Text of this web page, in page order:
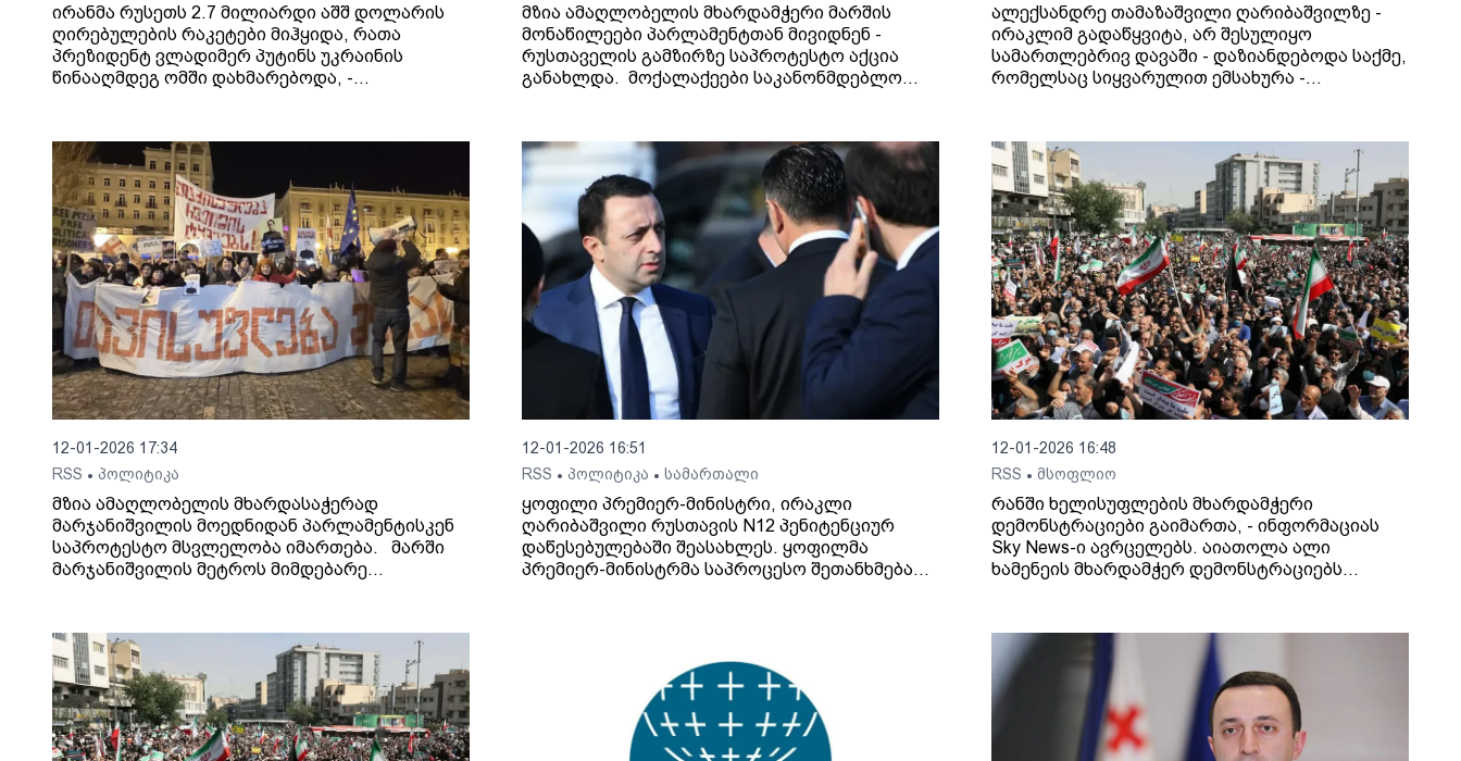
ირანმა რუსეთს 2.7 მილიარდი აშშ დოლარის
ღირებულების რაკეტები მიჰყიდა, რათა
პრეზიდენტ ვლადიმერ პუტინს უკრაინის
წინააღმდეგ ომში დახმარებოდა, -
ასობით ბალისტიკურ რაკეტას, სხვა ტიპის
მცირე მანძილზე მოქმედ 500 რაკეტას, მიწა-
ჰაერი კლასის 200-მდე რაკეტას, მილიონობით
საარტილერიო ჭურვს, Shahed-136-ის ტიპის
„კამიკაძე“ დრონებს.
მზია ამაღლობელის მხარდამჭერი მარშის
მონაწილეები პარლამენტთან მივიდნენ -
რუსთაველის გამზირზე საპროტესტო აქცია
განახლდა. მოქალაქეები საკანონმდებლო
ალექსანდრე თამაზაშვილი ღარიბაშვილზე -
ირაკლიმ გადაწყვიტა, არ შესულიყო
სამართლებრივ დავაში - დაზიანდებოდა საქმე,
რომელსაც სიყვარულით ემსახურა -
მიიღებენ. ზუსტად ვიცი, რომ ყველაფერზე
არსებობს პასუხები და საზოგადოებისთვის
გასაგები და მისაღები მიზეზები.
12-01-2026 17:34
RSS • პოლიტიკა
მზია ამაღლობელის მხარდასაჭერად
მარჯანიშვილის მოედნიდან პარლამენტისკენ
საპროტესტო მსვლელობა იმართება. მარში
მარჯანიშვილის მეტროს მიმდებარე
სკანდირებენ მოქალაქეები. აქციის
მონაწილეები მსვლელობით პარლამენტისკენ
მიემართებიან, სადაც უკვე ერთ წელზე მეტია,
საპროტესტო აქცია უწყვეტ რეჟიმში იმართება.
12-01-2026 16:51
RSS • პოლიტიკა • სამართალი
ყოფილი პრემიერ-მინისტრი, ირაკლი
ღარიბაშვილი რუსთავის N12 პენიტენციურ
დაწესებულებაში შეასახლეს. ყოფილმა
პრემიერ-მინისტრმა საპროცესო შეთანხმება
ჯარიმა 1 მილიონი ლარის ოდენობით.
12-01-2026 16:48
RSS • მსოფლიო
რანში ხელისუფლების მხარდამჭერი
დემონსტრაციები გაიმართა, - ინფორმაციას
Sky News-ი ავრცელებს. აიათოლა ალი
ხამენეის მხარდამჭერ დემონსტრაციებს
„სიკვდილი ამერიკას“ და „სიკვდილი ისრაელს“
ისმოდა. ადგილობრივი მედიის ინფორმაციით,
დემონსტრაციებში მონაწილეობა ირანის
პრეზიდენტმა, მასუდ ფეზეშქიანმაც მიიღო.